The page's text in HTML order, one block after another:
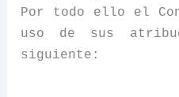
Por todo ello el
uso de sus
siguiente: